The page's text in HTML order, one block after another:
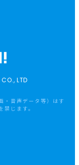
LTD
・音声データ等）はす
じます。